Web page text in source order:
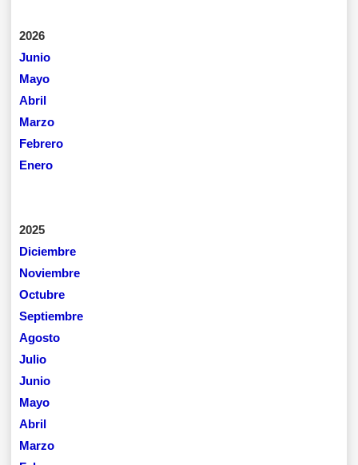
2026
Junio
Mayo
Abril
Marzo
Febrero
Enero
2025
Diciembre
Noviembre
Octubre
Septiembre
Agosto
Julio
Junio
Mayo
Abril
Marzo